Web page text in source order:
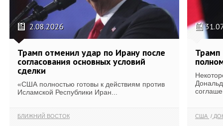
2.08.2026
Трамп отменил удар по Ирану после
согласования основных условий
сделки
«США полностью готовы к действиям против
Исламской Республики Иран...
БЛИЖНИЙ ВОСТОК
Трамп
США